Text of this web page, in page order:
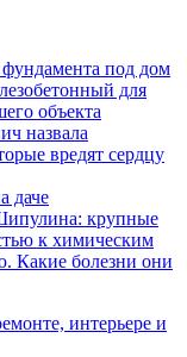
фундамента под дом
для
объекта
назвала
вредят сердцу
даче
крупные
к химическим
Какие болезни они
интерьере и